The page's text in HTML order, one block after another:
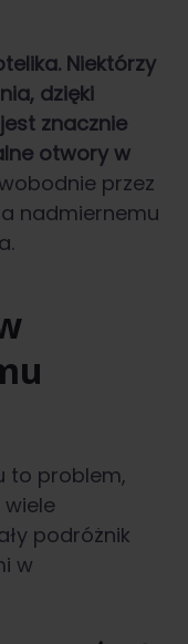
Niektórzy
dzięki
znacznie
otwory w
przez
nadmiernemu
to problem,
podróżnik
w